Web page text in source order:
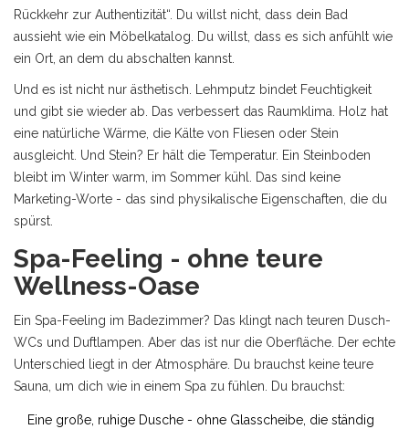
Rückkehr zur Authentizität“. Du willst nicht, dass dein Bad
aussieht wie ein Möbelkatalog. Du willst, dass es sich anfühlt wie
ein Ort, an dem du abschalten kannst.
Und es ist nicht nur ästhetisch. Lehmputz bindet Feuchtigkeit
und gibt sie wieder ab. Das verbessert das Raumklima. Holz hat
eine natürliche Wärme, die Kälte von Fliesen oder Stein
ausgleicht. Und Stein? Er hält die Temperatur. Ein Steinboden
bleibt im Winter warm, im Sommer kühl. Das sind keine
Marketing-Worte - das sind physikalische Eigenschaften, die du
spürst.
Spa-Feeling - ohne teure
Wellness-Oase
Ein Spa-Feeling im Badezimmer? Das klingt nach teuren Dusch-
WCs und Duftlampen. Aber das ist nur die Oberfläche. Der echte
Unterschied liegt in der Atmosphäre. Du brauchst keine teure
Sauna, um dich wie in einem Spa zu fühlen. Du brauchst:
Eine große, ruhige Dusche - ohne Glasscheibe, die ständig